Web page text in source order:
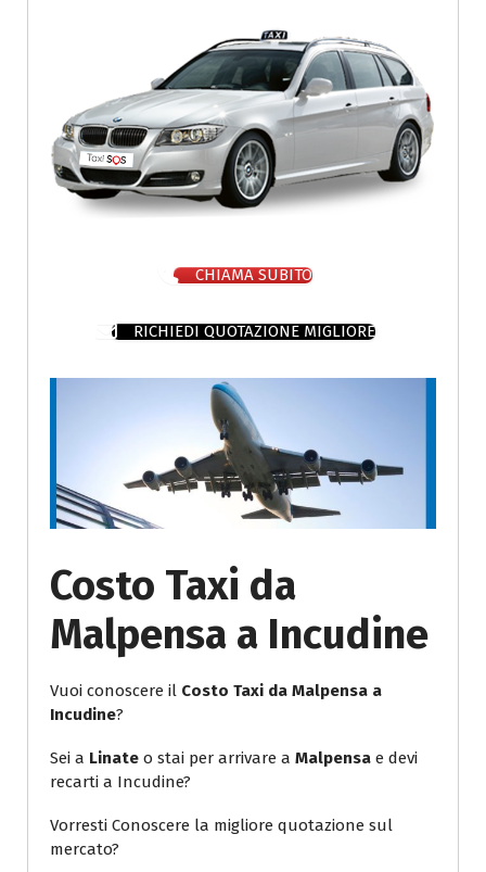
CHIAMA SUBITO
RICHIEDI QUOTAZIONE MIGLIORE
Costo Taxi da
Malpensa a Incudine
Vuoi conoscere il Costo Taxi da Malpensa a
Incudine?
Sei a Linate o stai per arrivare a Malpensa e devi
recarti a Incudine?
Vorresti Conoscere la migliore quotazione sul
mercato?